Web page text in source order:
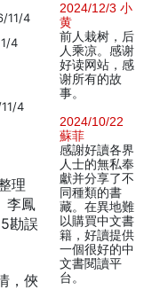
11/4
4
4
理
李鳳
勘誤
，俠
2024/12/3 小
黄
前人栽树，后
人乘凉。感谢
好读网站，感
谢所有的故
事。
2024/10/22
蘇菲
感謝好讀各界
人士的無私奉
獻并分享了不
同種類的書
藏。在異地難
以購買中文書
籍，好讀提供
一個很好的中
文書閱讀平
台。